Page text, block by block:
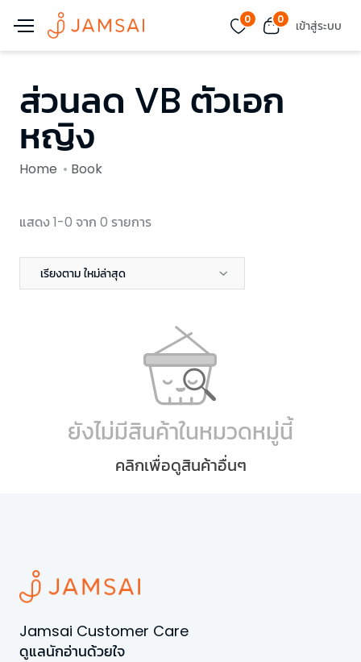
0 0 เข้าสู่ระบบ
ส่วนลด VB ตัวเอก
หญิง
Home Book
แสดง 1-0 จาก 0 รายการ
เรียงตาม ใหม่ล่าสุด
ยังไม่มีสินค้าในหมวดหมู่นี้
คลิกเพื่อดูสินค้าอื่นๆ
Jamsai Customer Care
ดูแลนักอ่านด้วยใจ